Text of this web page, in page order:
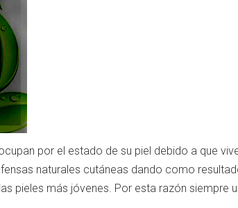
por el estado de su piel debido a que
naturales cutáneas dando como
pieles más jóvenes. Por esta razón siempre